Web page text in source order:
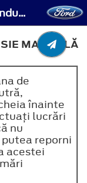
Caracteristicile unice de conducere - Auto-Start-Stop - Transmisie manuală
MANUALĂ
de
înainte
lucrări
nu
reporni
acestei